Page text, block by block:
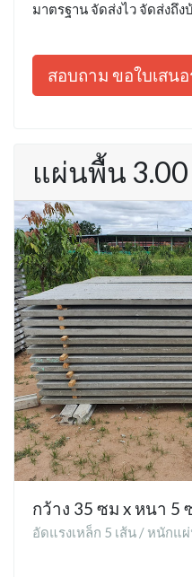
มาตรฐาน จัดส่งไว จัดส่งถึง
สอบถาม ขอใบเสน
แผ่นพื้น 3.00
กว้าง 35 ซม x หนา 5
อัดแรงเหล็ก 5 เส้น / หนักแ